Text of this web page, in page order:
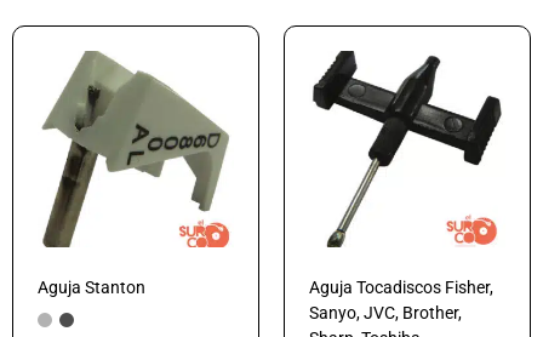
Aguja Stanton
Aguja Tocadiscos Fisher,
Sanyo, JVC, Brother,